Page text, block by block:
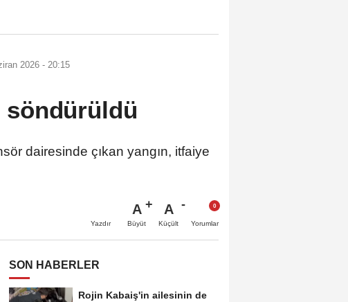
2026 - 20:15
söndürüldü
dairesinde çıkan yangın, itfaiye
Yazdır
A
Büyüt
A
Küçült Yorumlar
SON HABERLER
Rojin Kabaiş'in ailesinin de